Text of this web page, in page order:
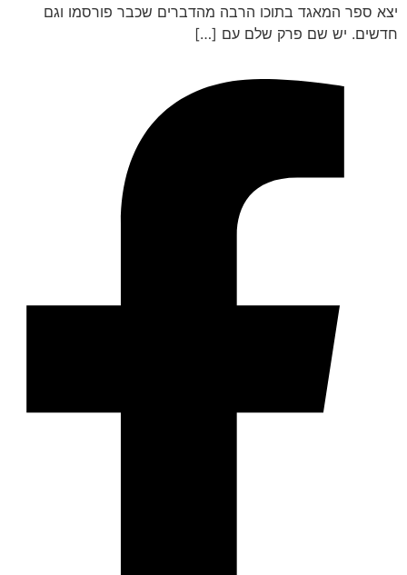
יצא ספר המאגד בתוכו הרבה מהדברים שכבר פורסמו וגם
חדשים. יש שם פרק שלם עם […]